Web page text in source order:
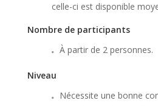
celle-ci est disponible
Nombre de participants
À partir de 2 personnes.
Niveau
Nécessite une bonne